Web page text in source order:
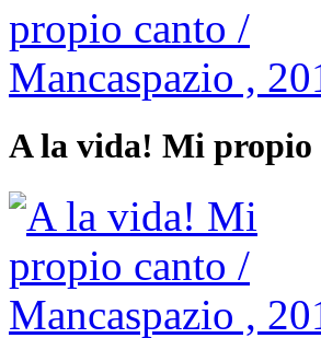
A la vida! Mi propio